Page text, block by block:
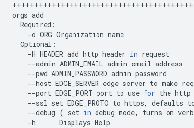
orgs add
Required :
-o ORG Organization name
Optional :
-H HEADER add http header in request
--admin ADMIN_EMAIL admin email address
--pwd ADMIN_PASSWORD admin password
--host EDGE_SERVER edge server to make
--port EDGE_PORT port to use for the http
--ssl set EDGE_PROTO to https, defaults to
--debug ( set in debug mode, turns on
-h Displays Help